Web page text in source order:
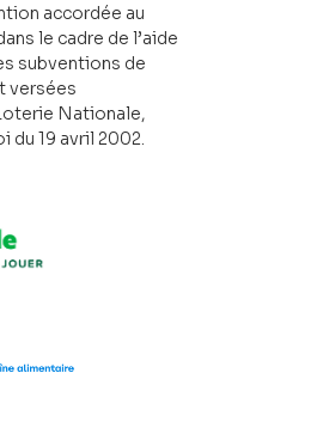
accordée au
le cadre de l’aide
subventions de
versées
Nationale,
du 19 avril 2002.